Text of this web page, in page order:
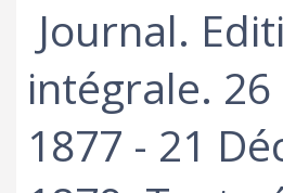
Journal.
intégrale.
1877 - 21